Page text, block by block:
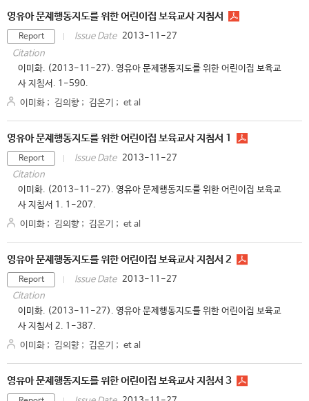
영유아 문제행동지도를 위한 어린이집 보육교사 지침서
Report Issue Date 2013-11-27
Citation
이미화. (2013-11-27). 영유아 문제행동지도를 위한 어린이집 보육교
사 지침서. 1-590.
이미화 ; 김의향 ; 김온기 ; et al
영유아 문제행동지도를 위한 어린이집 보육교사 지침서 1
Report Issue Date 2013-11-27
Citation
이미화. (2013-11-27). 영유아 문제행동지도를 위한 어린이집 보육교
사 지침서 1. 1-207.
이미화 ; 김의향 ; 김온기 ; et al
영유아 문제행동지도를 위한 어린이집 보육교사 지침서 2
Report Issue Date 2013-11-27
Citation
이미화. (2013-11-27). 영유아 문제행동지도를 위한 어린이집 보육교
사 지침서 2. 1-387.
이미화 ; 김의향 ; 김온기 ; et al
영유아 문제행동지도를 위한 어린이집 보육교사 지침서 3